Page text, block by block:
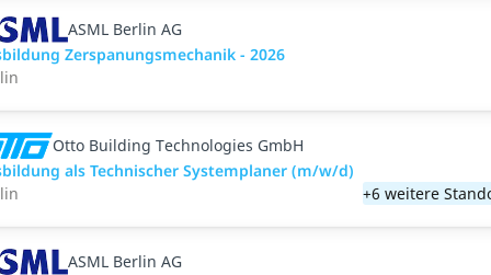
ASML Berlin AG
Zerspanungsmechanik - 2026
Otto Building Technologies GmbH
als Technischer Systemplaner (m/w/d)
+6 weitere
ASML Berlin AG